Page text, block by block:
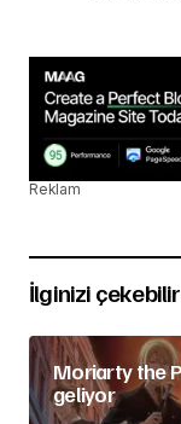
Reklam
İlginizi çekebilir
Moriarty the
geliyor